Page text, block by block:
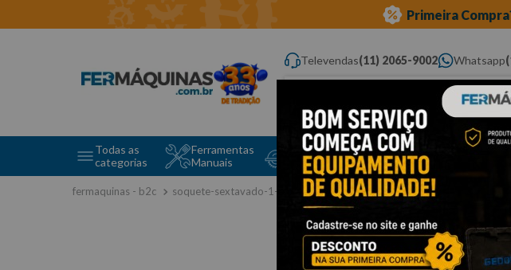
Primeira
Televendas(11) 2065-9002 Whatsapp
Digite aqui o que você procura...
Todas as
categorias
Ferramentas
Manuais
Ferramentas Elétricas
e Máquinas
Ferramentas
soquete-sextavado-1-4”x-7mm-st11307sc-sata
Não encontramos